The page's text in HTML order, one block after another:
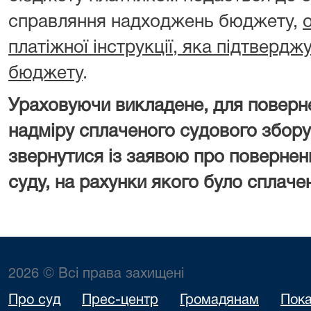
справляння надходжень бюджету,
платіжної інструкції, яка
бюджету.
Ураховуючи викладене, для
надміру сплаченого судового
звернутися із заявою про
суду, на рахунки якого було
2026 © Всі права захищені
Про суд Прес-центр Громадянам